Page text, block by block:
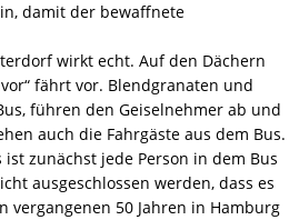
damit der bewaffnete
wirkt echt. Auf den Dächern
fährt vor. Blendgranaten und
führen den Geiselnehmer ab und
auch die Fahrgäste aus dem Bus.
zunächst jede Person in dem Bus
ausgeschlossen werden, dass es
vergangenen 50 Jahren in Hamburg